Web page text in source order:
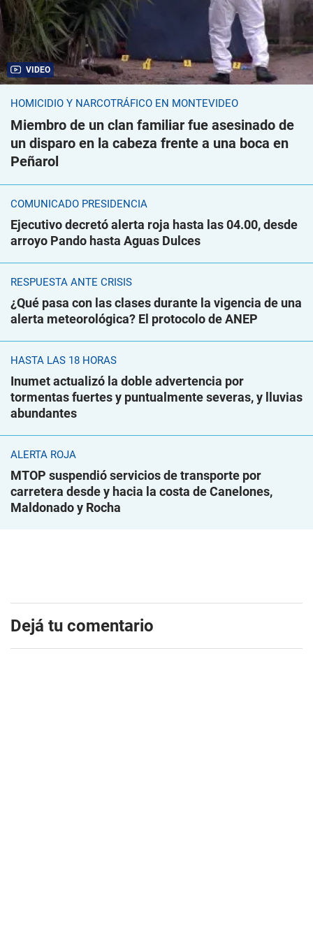
VIDEO
HOMICIDIO Y NARCOTRÁFICO EN MONTEVIDEO
Miembro de un clan familiar fue asesinado de
un disparo en la cabeza frente a una boca en
Peñarol
COMUNICADO PRESIDENCIA
Ejecutivo decretó alerta roja hasta las 04.00, desde
arroyo Pando hasta Aguas Dulces
RESPUESTA ANTE CRISIS
¿Qué pasa con las clases durante la vigencia de una
alerta meteorológica? El protocolo de ANEP
HASTA LAS 18 HORAS
Inumet actualizó la doble advertencia por
tormentas fuertes y puntualmente severas, y lluvias
abundantes
ALERTA ROJA
MTOP suspendió servicios de transporte por
carretera desde y hacia la costa de Canelones,
Maldonado y Rocha
Dejá tu comentario